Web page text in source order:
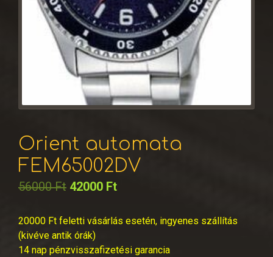
Orient automata
FEM65002DV
56000Ft 42000 Ft
20000 Ft feletti vásárlás esetén, ingyenes szállítás
(kivéve antik órák)
14 nap pénzvisszafizetési garancia